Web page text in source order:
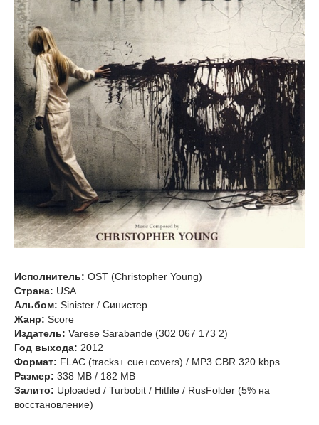
Исполнитель: OST (Christopher Young)
Страна: USA
Альбом: Sinister / Синистер
Жанр: Score
Издатель: Varese Sarabande (302 067 173 2)
Год выхода: 2012
Формат: FLAC (tracks+.cue+covers) / MP3 CBR 320 kbps
Размер: 338 MB / 182 MB
Залито: Uploaded / Turbobit / Hitfile / RusFolder (5% на
восстановление)